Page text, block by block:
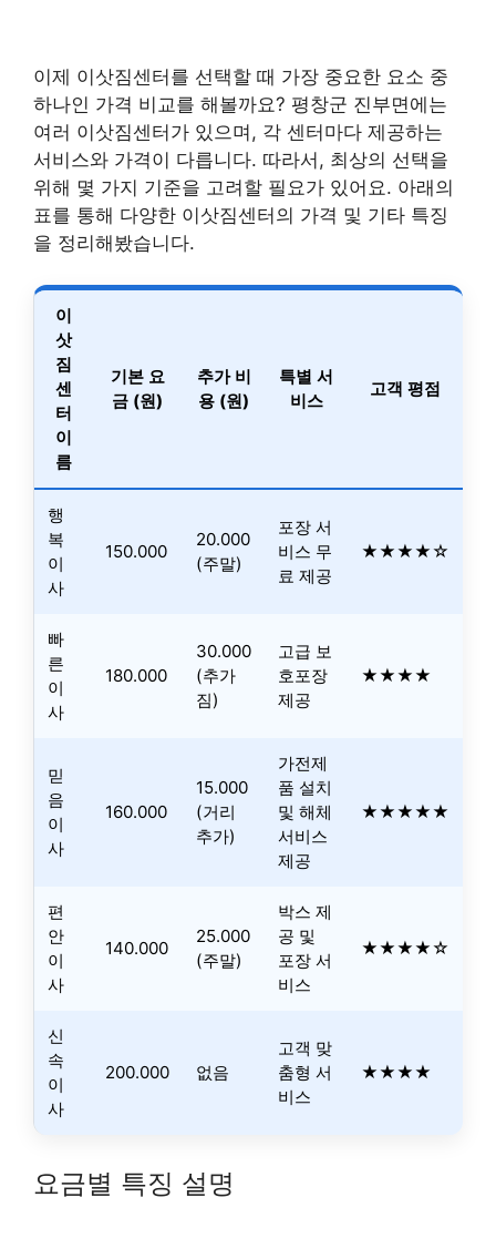
이제 이삿짐센터를 선택할 때 가장 중요한 요소 중
하나인 가격 비교를 해볼까요? 평창군 진부면에는
여러 이삿짐센터가 있으며, 각 센터마다 제공하는
서비스와 가격이 다릅니다. 따라서, 최상의 선택을
위해 몇 가지 기준을 고려할 필요가 있어요. 아래의
표를 통해 다양한 이삿짐센터의 가격 및 기타 특징
을 정리해봤습니다.
이
삿
짐
센
터
이
름
기본 요
금 (원)
추가 비
용 (원)
특별 서
비스
고객 평점
행
복
이
사
150.000
20.000
(주말)
포장 서
비스 무
료 제공
★★★★☆
빠
른
이
사
180.000
30.000
(추가
짐)
고급 보
호포장
제공
★★★★
믿
음
이
사
160.000
15.000
(거리
추가)
가전제
품 설치
및 해체
서비스
제공
★★★★★
편
안
이
사
140.000
25.000
(주말)
박스 제
공 및
포장 서
비스
★★★★☆
신
속
이
사
200.000 없음
고객 맞
춤형 서
비스
★★★★
요금별 특징 설명